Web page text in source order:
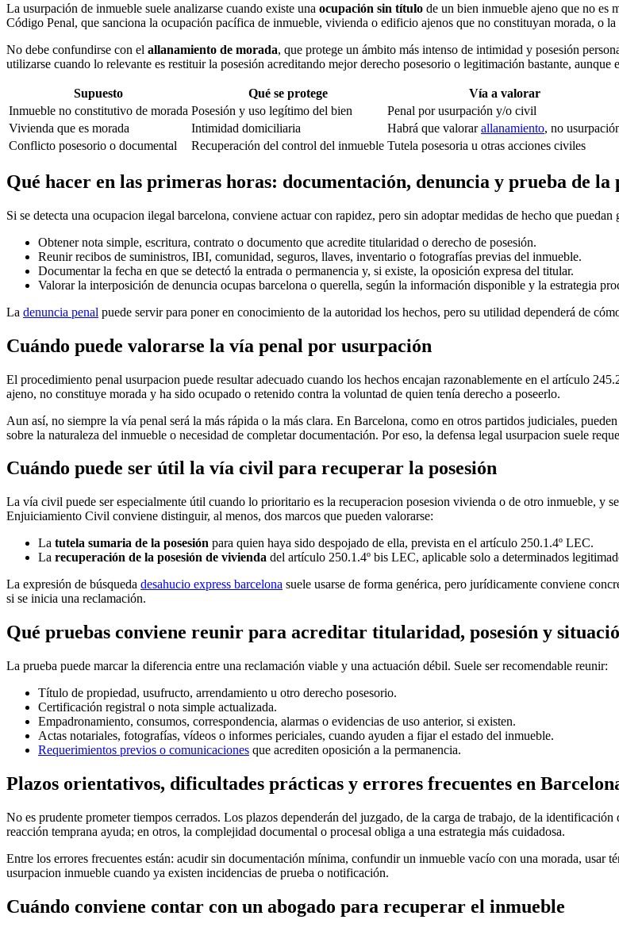
La usurpación de inmueble suele analizarse cuando existe una ocupación sin título de un bien inmueble ajeno que no es
Código Penal, que sanciona la ocupación pacífica de inmueble, vivienda o edificio ajenos que no constituyan morada, o
No debe confundirse con el allanamiento de morada, que protege un ámbito más intenso de intimidad y posesión
utilizarse cuando lo relevante es restituir la posesión acreditando mejor derecho posesorio o legitimación bastante,
Supuesto Qué se protege
Vía a valorar
Inmueble no constitutivo de morada Posesión y uso legítimo del bien
Penal por usurpación y/o civil
Vivienda que es morada
Intimidad domiciliaria Habrá que valorarallanamiento, no
Conflicto posesorio o documental
Recuperación del control del inmueble Tutela posesoria u otras acciones civiles
Qué hacer en las primeras horas: documentación, denuncia y prueba de la
Si se detecta una ocupacion ilegal barcelona, conviene actuar con rapidez, pero sin adoptar medidas de hecho que
Obtener nota simple, escritura, contrato o documento que acredite titularidad o derecho de posesión.
Reunir recibos de suministros, IBI, comunidad, seguros, llaves, inventario o fotografías previas del inmueble.
Documentar la fecha en que se detectó la entrada o permanencia y, si existe, la oposición expresa del titular.
Valorar la interposición de denuncia ocupas barcelona o querella, según la información disponible y la estrategia
La denuncia penal puede servir para poner en conocimiento de la autoridad los hechos, pero su utilidad dependerá de
Cuándo puede valorarse la vía penal por usurpación
El procedimiento penal usurpacion puede resultar adecuado cuando los hechos encajan razonablemente en el artículo
ajeno, no constituye morada y ha sido ocupado o retenido contra la voluntad de quien tenía derecho a poseerlo.
Aun así, no siempre la vía penal será la más rápida o la más clara. En Barcelona, como en otros partidos judiciales,
sobre la naturaleza del inmueble o necesidad de completar documentación. Por eso, la defensa legal usurpacion suele
Cuándo puede ser útil la vía civil para recuperar la posesión
La vía civil puede ser especialmente útil cuando lo prioritario es la recuperacion posesion vivienda o de otro inmueble, y
Enjuiciamiento Civil conviene distinguir, al menos, dos marcos que pueden valorarse:
La tutela sumaria de la posesión para quien haya sido despojado de ella, prevista en el artículo 250.1.4º LEC.
La recuperación de la posesión de vivienda del artículo 250.1.4º bis LEC, aplicable solo a determinados
La expresión de búsqueda desahucio express barcelona suele usarse de forma genérica, pero jurídicamente conviene
si se inicia una reclamación.
Qué pruebas conviene reunir para acreditar titularidad, posesión y
La prueba puede marcar la diferencia entre una reclamación viable y una actuación débil. Suele ser recomendable reunir:
Título de propiedad, usufructo, arrendamiento u otro derecho posesorio.
Certificación registral o nota simple actualizada.
Empadronamiento, consumos, correspondencia, alarmas o evidencias de uso anterior, si existen.
Actas notariales, fotografías, vídeos o informes periciales, cuando ayuden a fijar el estado del inmueble.
Requerimientos previos o comunicaciones que acrediten oposición a la permanencia.
Plazos orientativos, dificultades prácticas y errores frecuentes en
No es prudente prometer tiempos cerrados. Los plazos dependerán del juzgado, de la carga de trabajo, de la
reacción temprana ayuda; en otros, la complejidad documental o procesal obliga a una estrategia más cuidadosa.
Entre los errores frecuentes están: acudir sin documentación mínima, confundir un inmueble vacío con una morada, usar
usurpacion inmueble cuando ya existen incidencias de prueba o notificación.
Cuándo conviene contar con un abogado para recuperar el inmueble